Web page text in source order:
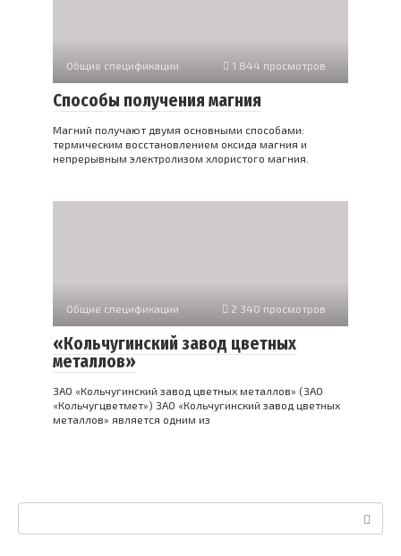
Общие спецификации 1 844 просмотров
Способы получения магния
Магний получают двумя основными способами:
термическим восстановлением оксида магния и
непрерывным электролизом хлористого магния.
Общие спецификации 2 340 просмотров
«Кольчугинский завод цветных
металлов»
ЗАО «Кольчугинский завод цветных металлов» (ЗАО
«Кольчугцветмет») ЗАО «Кольчугинский завод цветных
металлов» является одним из
Поиск: